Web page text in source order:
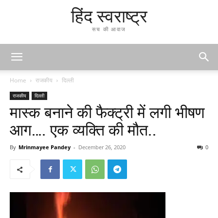
हिंद स्वराष्ट्र
सच की आवाज
Home राजकीय दिल्ली
राजकीय दिल्ली
मास्क बनाने की फैक्ट्री में लगी भीषण
आग…. एक व्यक्ति की मौत..
By Mrinmayee Pandey - December 26, 2020 0